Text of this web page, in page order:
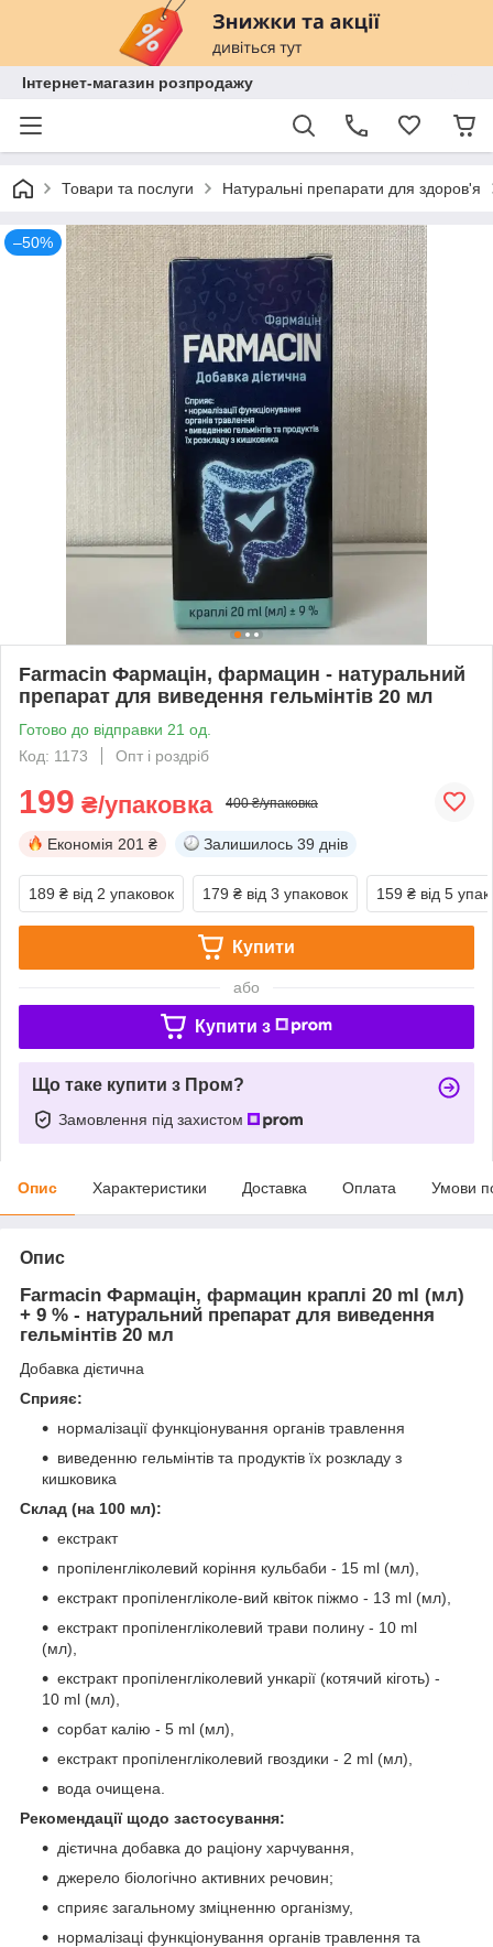
Інтернет-магазин розпродажу
Товари та послуги Натуральні препарати для здоров'я
–50%
Farmacin Фармацін, фармацин - натуральний
препарат для виведення гельмінтів 20 мл
Готово до відправки 21 од.
Код: 1173
Опт і роздріб
199 ₴/упаковка 400 ₴/упаковка
Економія 201 ₴ Залишилось 39 днів
189 ₴ від 2 упаковок 179 ₴ від 3 упаковок 159 ₴ від 5
Купити
або
Купити з
Що таке купити з Пром?
Замовлення під захистом
Опис Характеристики Доставка Оплата Умови
Опис
Farmacin Фармацін, фармацин краплі 20 ml (мл)
+ 9 % - натуральний препарат для виведення
гельмінтів 20 мл
Добавка дієтична
Сприяє:
нормалізації функціонування органів травлення
виведенню гельмінтів та продуктів їх розкладу з
кишковика
Склад (на 100 мл):
екстракт
пропіленгліколевий коріння кульбаби - 15 ml (мл),
екстракт пропіленгліколе-вий квіток піжмо - 13 ml (мл),
екстракт пропіленгліколевий трави полину - 10 ml
(мл),
екстракт пропіленгліколевий ункарії (котячий кіготь) -
10 ml (мл),
сорбат калію - 5 ml (мл),
екстракт пропіленгліколевий гвоздики - 2 ml (мл),
вода очищена.
Рекомендації щодо застосування:
дієтична добавка до раціону харчування,
джерело біологічно активних речовин;
сприяє загальному зміцненню організму,
нормалізаці функціонування органів травлення та